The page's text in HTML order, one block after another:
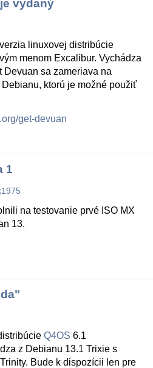
vydaný
linuxovej distribúcie
menom Excalibur. Vychádza
Devuan sa zameriava na
ktorú je možné použiť
get-devuan
1
na testovanie prvé ISO MX
13.
Q4OS 6.1
z Debianu 13.1 Trixie s
Bude k dispozícii len pre